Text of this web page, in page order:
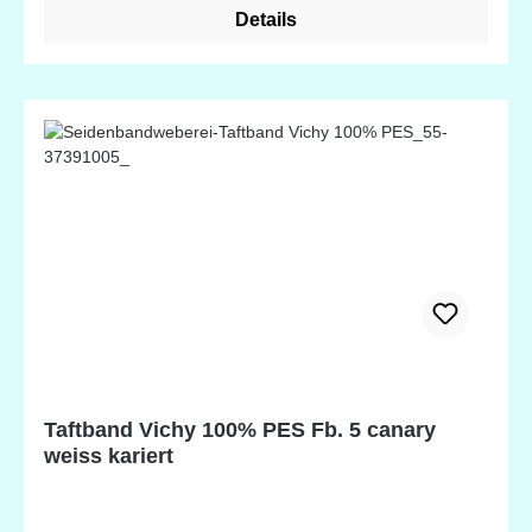
Details
Taftband Vichy 100% PES Fb. 5 canary
weiss kariert